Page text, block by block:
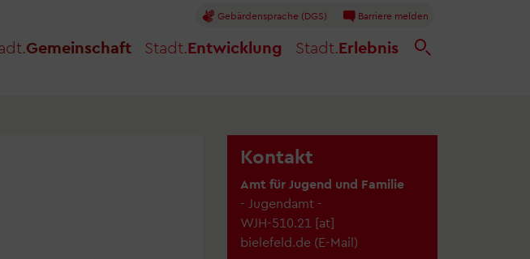
Gemeinschaft Stadt.Entwicklung Stadt.Erlebnis
Gebärdensprache (DGS) Barriere melden
Kontakt
Amt für Jugend und Familie
- Jugendamt -
WJH-510.21 [at]
bielefeld.de (E-Mail)